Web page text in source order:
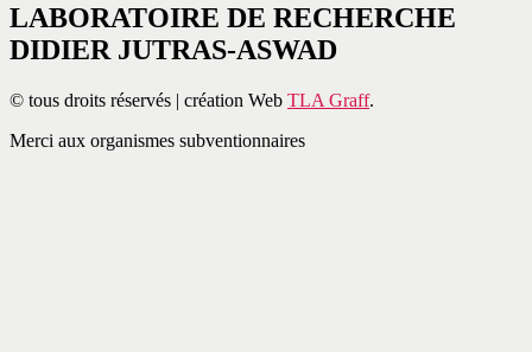
LABORATOIRE DE RECHERCHE
DIDIER JUTRAS-ASWAD
© tous droits réservés | création Web TLA Graff.
Merci aux organismes subventionnaires